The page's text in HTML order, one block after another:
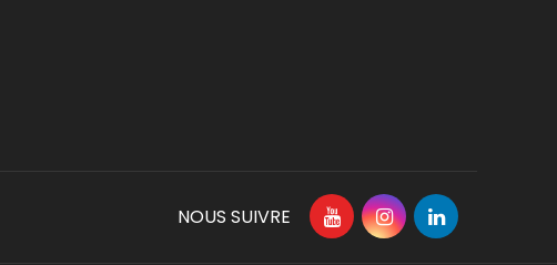
NOUS SUIVRE